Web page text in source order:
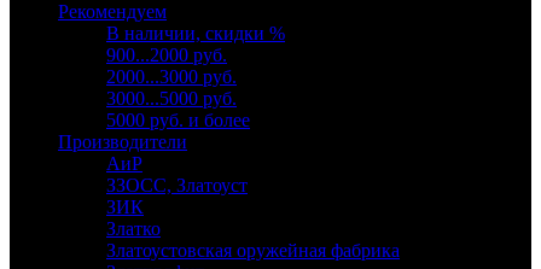
Рекомендуем
В наличии, скидки %
900...2000 руб.
2000...3000 руб.
3000...5000 руб.
5000 руб. и более
Производители
АиР
ЗЗОСС, Златоуст
ЗИК
Златко
Златоустовская оружейная фабрика